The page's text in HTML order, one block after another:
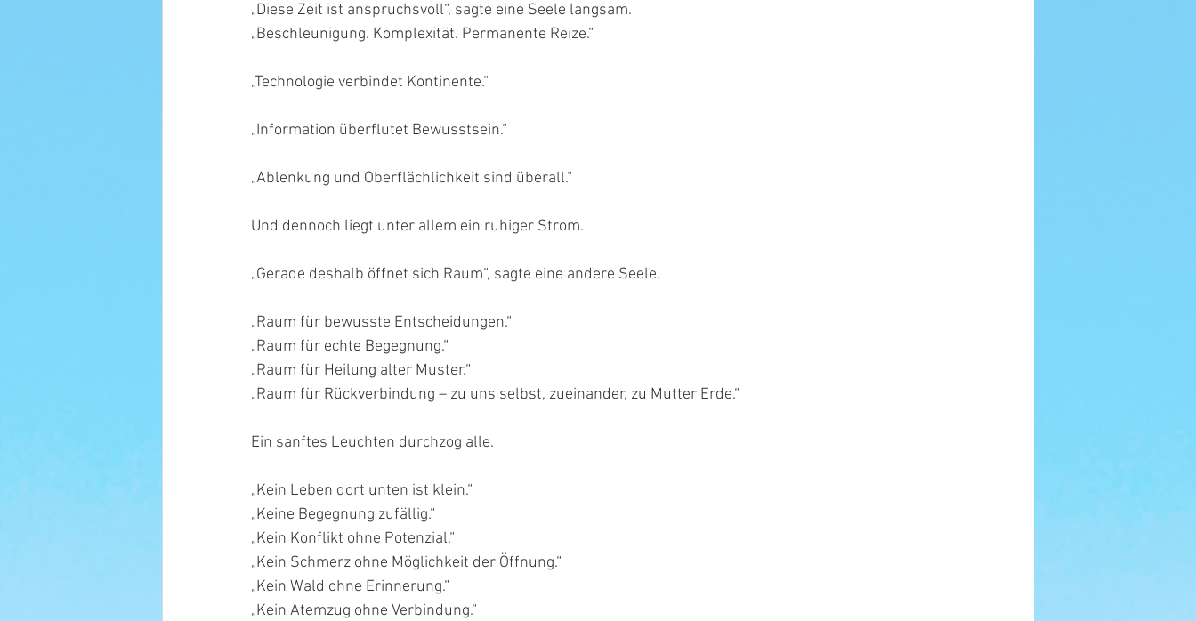
„Diese Zeit ist anspruchsvoll“, sagte eine Seele langsam.
„Beschleunigung. Komplexität. Permanente Reize.“
„Technologie verbindet Kontinente.“
„Information überflutet Bewusstsein.“
„Ablenkung und Oberflächlichkeit sind überall.“
Und dennoch liegt unter allem ein ruhiger Strom.
„Gerade deshalb öffnet sich Raum“, sagte eine andere Seele.
„Raum für bewusste Entscheidungen.“
„Raum für echte Begegnung.“
„Raum für Heilung alter Muster.“
„Raum für Rückverbindung – zu uns selbst, zueinander, zu Mutter Erde.“
Ein sanftes Leuchten durchzog alle.
„Kein Leben dort unten ist klein.“
„Keine Begegnung zufällig.“
„Kein Konflikt ohne Potenzial.“
„Kein Schmerz ohne Möglichkeit der Öffnung.“
„Kein Wald ohne Erinnerung.“
„Kein Atemzug ohne Verbindung.“